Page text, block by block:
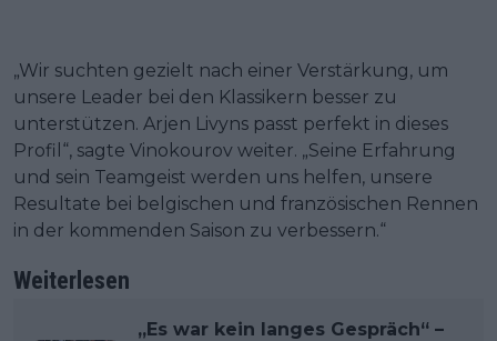
„Wir suchten gezielt nach einer Verstärkung, um
unsere Leader bei den Klassikern besser zu
unterstützen. Arjen Livyns passt perfekt in dieses
Profil“, sagte Vinokourov weiter. „Seine Erfahrung
und sein Teamgeist werden uns helfen, unsere
Resultate bei belgischen und französischen Rennen
in der kommenden Saison zu verbessern.“
Weiterlesen
„Es war kein langes Gespräch“ –